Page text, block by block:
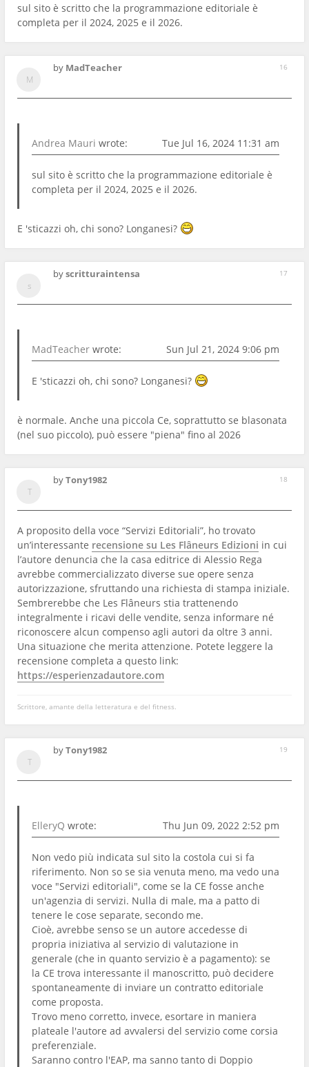
sul sito è scritto che la programmazione editoriale è
completa per il 2024, 2025 e il 2026.
16
by MadTeacher
Andrea Mauri wrote: Tue Jul 16, 2024 11:31 am
sul sito è scritto che la programmazione editoriale è
completa per il 2024, 2025 e il 2026.
E 'sticazzi oh, chi sono? Longanesi?
17
byscritturaintensa
MadTeacher wrote: Sun Jul 21, 2024 9:06 pm
E 'sticazzi oh, chi sono? Longanesi?
è normale. Anche una piccola Ce, soprattutto se blasonata
(nel suo piccolo), può essere "piena" fino al 2026
18
byTony1982
A proposito della voce “Servizi Editoriali”, ho trovato
un’interessante recensione su Les Flâneurs Edizioni in cui
l’autore denuncia che la casa editrice di Alessio Rega
avrebbe commercializzato diverse sue opere senza
autorizzazione, sfruttando una richiesta di stampa iniziale.
Sembrerebbe che Les Flâneurs stia trattenendo
integralmente i ricavi delle vendite, senza informare né
riconoscere alcun compenso agli autori da oltre 3 anni.
Una situazione che merita attenzione. Potete leggere la
recensione completa a questo link:
https://esperienzadautore.com
Scrittore, amante della letteratura e del fitness.
19
byTony1982
ElleryQ wrote: Thu Jun 09, 2022 2:52 pm
Non vedo più indicata sul sito la costola cui si fa
riferimento. Non so se sia venuta meno, ma vedo una
voce "Servizi editoriali", come se la CE fosse anche
un'agenzia di servizi. Nulla di male, ma a patto di
tenere le cose separate, secondo me.
Cioè, avrebbe senso se un autore accedesse di
propria iniziativa al servizio di valutazione in
generale (che in quanto servizio è a pagamento): se
la CE trova interessante il manoscritto, può decidere
spontaneamente di inviare un contratto editoriale
come proposta.
Trovo meno corretto, invece, esortare in maniera
plateale l'autore ad avvalersi del servizio come corsia
preferenziale.
Saranno contro l'EAP, ma sanno tanto di Doppio